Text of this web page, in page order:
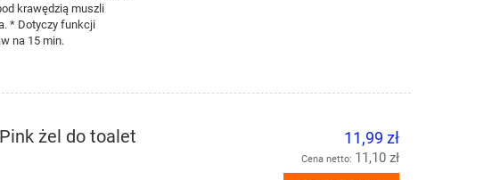
krawędzią muszli
* Dotyczy funkcji
na 15 min.
Pink żel do toalet
11,99 zł
Cena netto: 11,10 zł